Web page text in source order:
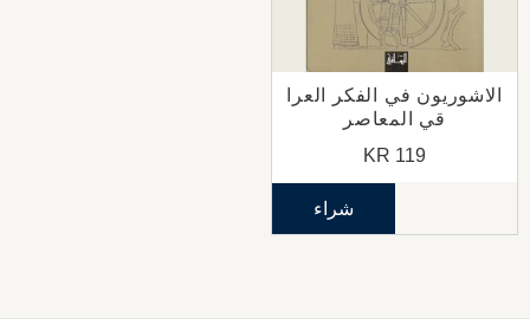
الاشوريون في الفكر العرا
قي المعاصر
119
شراء